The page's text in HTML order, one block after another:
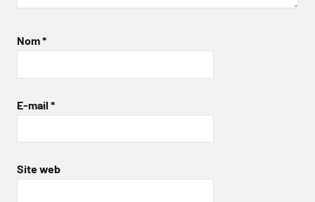
Nom*
E-mail *
Site web